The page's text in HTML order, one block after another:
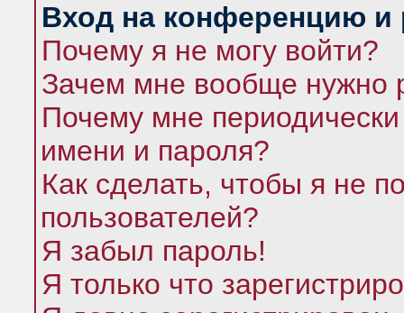
Вход на конференцию и
Почему я не могу войти?
Зачем мне вообще нужно
Почему мне
имени и пароля?
Как сделать, чтобы я не
пользователей?
Я забыл пароль!
Я только что